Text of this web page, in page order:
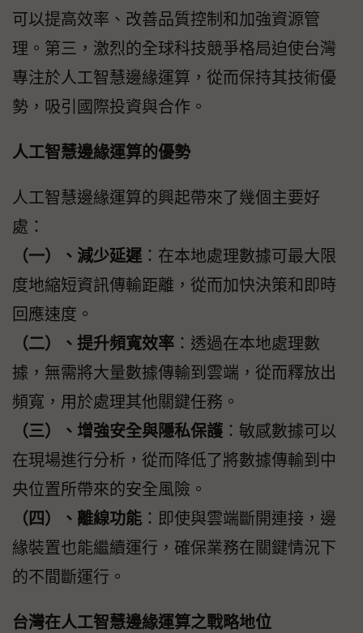
可以提高效率、改善品質控制和加強資源管
理。第三，激烈的全球科技競爭格局迫使台灣
專注於人工智慧邊緣運算，從而保持其技術優
勢，吸引國際投資與合作。
人工智慧邊緣運算的優勢
人工智慧邊緣運算的興起帶來了幾個主要好
處：
（一）、減少延遲 ：在本地處理數據可最大限
度地縮短資訊傳輸距離，從而加快決策和即時
回應速度。
（二）、提升頻寬效率 ：透過在本地處理數
據，無需將大量數據傳輸到雲端，從而釋放出
頻寬，用於處理其他關鍵任務。
（三）、增強安全與隱私保護 ：敏感數據可以
在現場進行分析，從而降低了將數據傳輸到中
央位置所帶來的安全風險。
（四）、離線功能 ：即使與雲端斷開連接，邊
緣裝置也能繼續運行，確保業務在關鍵情況下
的不間斷運行。
台灣在人工智慧邊緣運算之戰略地位